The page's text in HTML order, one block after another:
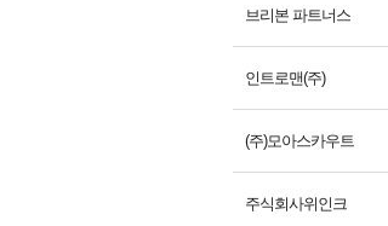
브리본 파트너스
인트로맨(주)
(주)모아스카우트
주식회사위인크